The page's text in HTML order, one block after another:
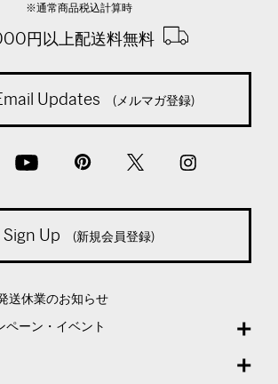
※通常商品税込計算時
円以上配送料無料
Updates (メルマガ登録)
Sign Up (新規会員登録)
送休業のお知らせ
ペーン・イベント